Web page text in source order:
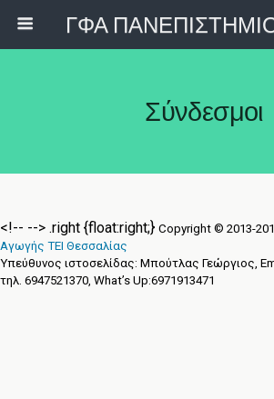
Σύνδεσμοι
<!-- --> .right {float:right;} Copyright © 2013-
Αγωγής ΤΕΙ Θεσσαλίας
Υπεύθυνος ιστοσελίδας: Μπούτλας Γεώργιος,
τηλ. 6947521370, What’s Up:6971913471